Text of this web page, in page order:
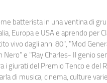
batterista in una ventina di
Europa e USA e aprendo per
vivo dagli anni 80", "Mod
e "Ray Charles- Il genio
i giurati del Premio Tenco e
di musica, cinema, culture